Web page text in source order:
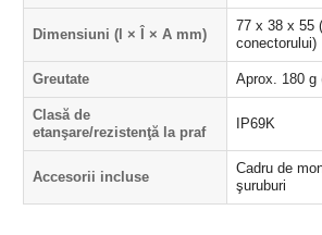
Dimensiuni (l × Î × A mm)
77 x 38 x 55
conectorului)
Greutate Aprox. 180 g
Clasă de
etanşare/rezistenţă la praf
IP69K
Accesorii incluse
Cadru de
şuruburi